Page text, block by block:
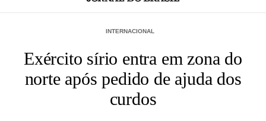
INTERNACIONAL
Exército sírio entra em zona do
norte após pedido de ajuda dos
curdos